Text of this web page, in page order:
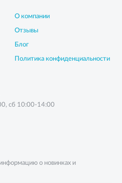
О компании
Отзывы
Блог
Политика конфиденциальности
сб 10:00-14:00
о новинках и